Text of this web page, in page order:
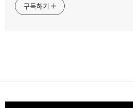
구독하기